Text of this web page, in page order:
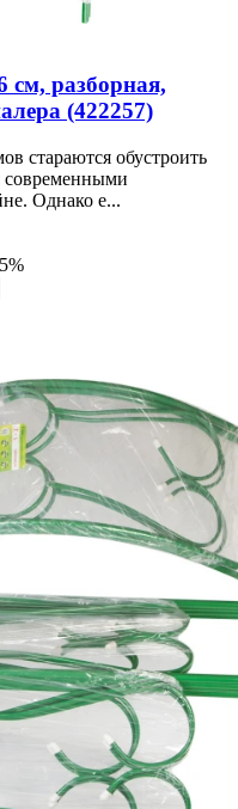
разборная,
(422257)
стараются обустроить
современными
Однако е...